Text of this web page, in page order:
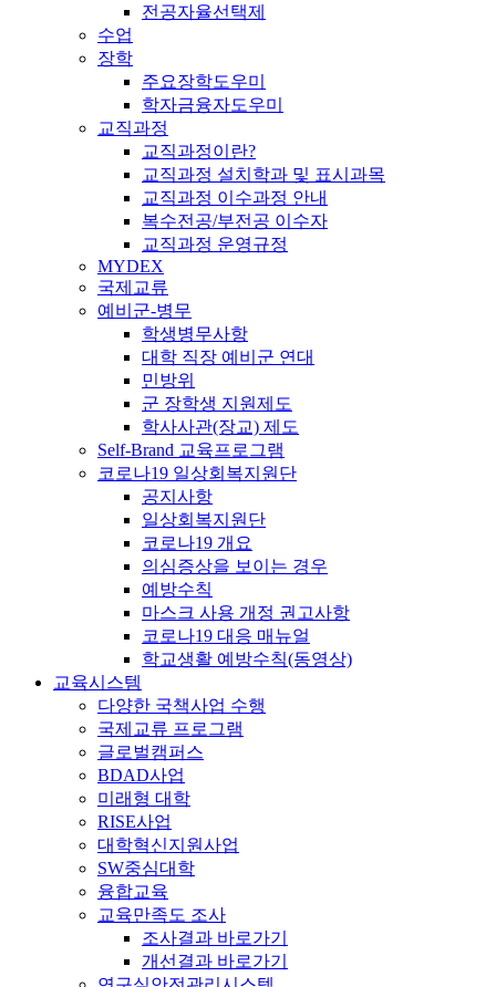
전공자율선택제
수업
장학
주요장학도우미
학자금융자도우미
교직과정
교직과정이란?
교직과정 설치학과 및 표시과목
교직과정 이수과정 안내
복수전공/부전공 이수자
교직과정 운영규정
MYDEX
국제교류
예비군-병무
학생병무사항
대학 직장 예비군 연대
민방위
군 장학생 지원제도
학사사관(장교) 제도
Self-Brand 교육프로그램
코로나19 일상회복지원단
공지사항
일상회복지원단
코로나19 개요
의심증상을 보이는 경우
예방수칙
마스크 사용 개정 권고사항
코로나19 대응 매뉴얼
학교생활 예방수칙(동영상)
교육시스템
다양한 국책사업 수행
국제교류 프로그램
글로벌캠퍼스
BDAD사업
미래형 대학
RISE사업
대학혁신지원사업
SW중심대학
융합교육
교육만족도 조사
조사결과 바로가기
개선결과 바로가기